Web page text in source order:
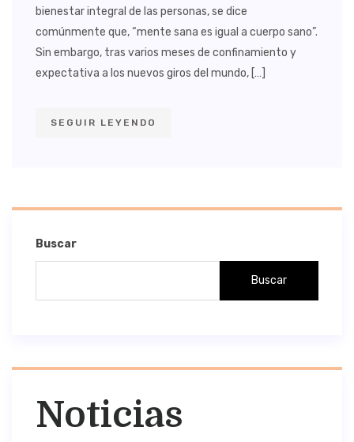
bienestar integral de las personas, se dice
comúnmente que, “mente sana es igual a cuerpo sano”.
Sin embargo, tras varios meses de confinamiento y
expectativa a los nuevos giros del mundo, […]
SEGUIR LEYENDO
Buscar
Buscar
Noticias